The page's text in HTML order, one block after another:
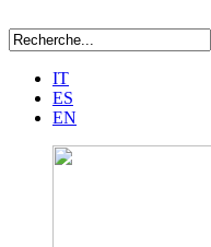
IT
ES
EN